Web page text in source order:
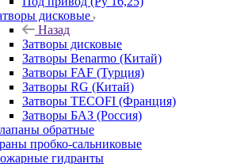
дисковые
Назад
Затворы дисковые
Затворы Benarmo (Китай)
Затворы FAF (Турция)
Затворы RG (Китай)
Затворы TECOFI (Франция)
Затворы БАЗ (Россия)
обратные
пробко-сальниковые
гидранты